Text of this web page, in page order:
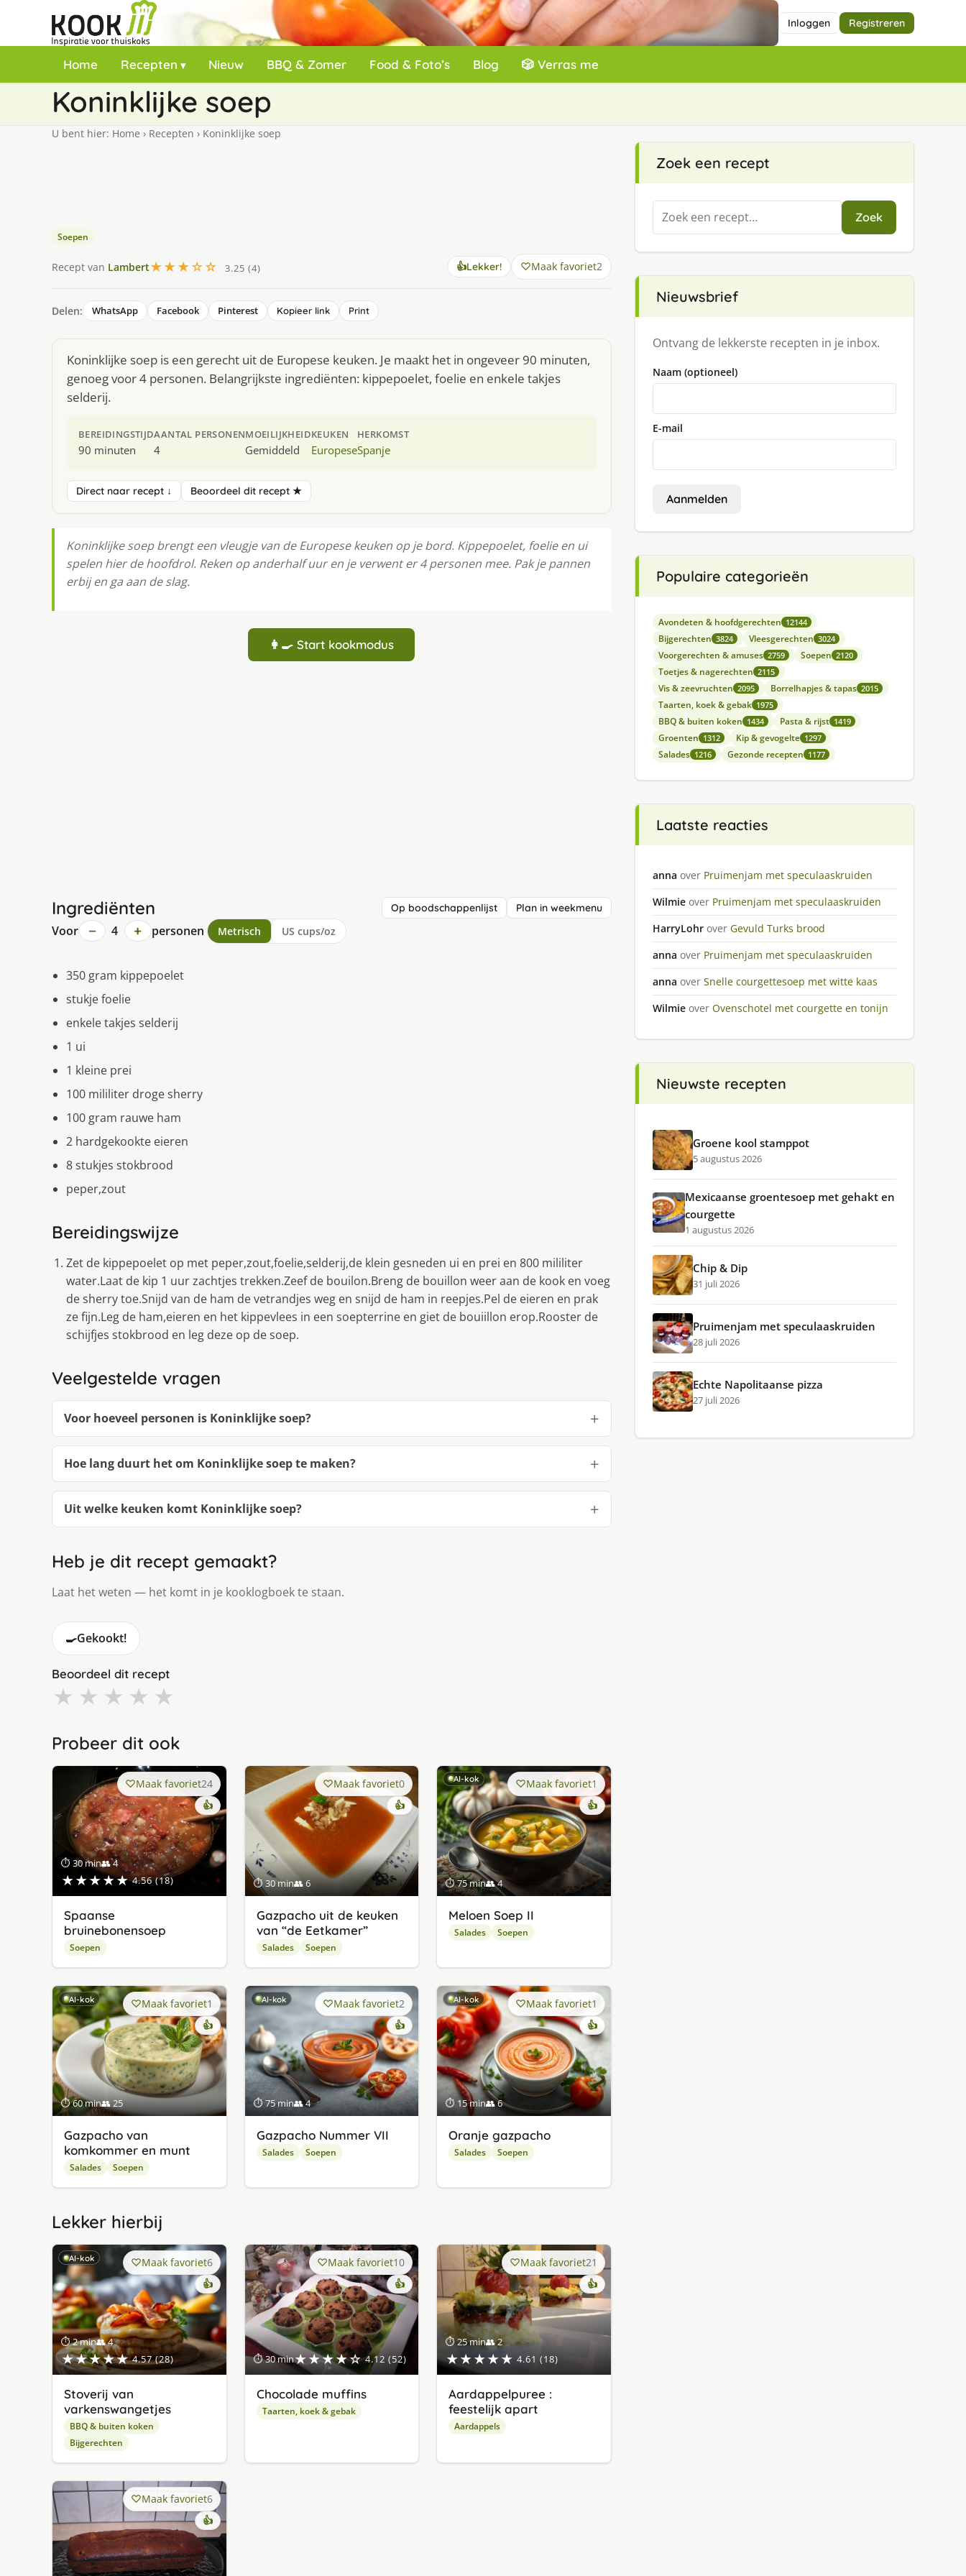
Inloggen Registreren
Home Recepten Nieuw BBQ & Zomer Food & Foto’s Blog 🎲 Verras me
Koninklijke soep
U bent hier: Home › Recepten › Koninklijke soep
Soepen
Recept van Lambert★★★☆☆ 3.25 (4) 👍Lekker! Maak favoriet2
Delen: WhatsApp Facebook Pinterest Kopieer link Print
Koninklijke soep is een gerecht uit de Europese keuken. Je maakt het in ongeveer 90 minuten,
genoeg voor 4 personen. Belangrijkste ingrediënten: kippepoelet, foelie en enkele takjes
selderij.
BEREIDINGSTIJD
90 minuten
AANTAL PERSONEN
4
MOEILIJKHEID
Gemiddeld
KEUKEN
Europese
HERKOMST
Spanje
Direct naar recept ↓ Beoordeel dit recept ★
Koninklijke soep brengt een vleugje van de Europese keuken op je bord. Kippepoelet, foelie en ui
spelen hier de hoofdrol. Reken op anderhalf uur en je verwent er 4 personen mee. Pak je pannen
erbij en ga aan de slag.
👩‍🍳 Start kookmodus
Ingrediënten Op boodschappenlijst Plan in weekmenu
Voor − 4 + personen Metrisch US cups/oz
350 gram kippepoelet
stukje foelie
enkele takjes selderij
1 ui
1 kleine prei
100 mililiter droge sherry
100 gram rauwe ham
2 hardgekookte eieren
8 stukjes stokbrood
peper,zout
Bereidingswijze
Zet de kippepoelet op met peper,zout,foelie,selderij,de klein gesneden ui en prei en 800 mililiter
water.Laat de kip 1 uur zachtjes trekken.Zeef de bouilon.Breng de bouillon weer aan de kook en voeg
de sherry toe.Snijd van de ham de vetrandjes weg en snijd de ham in reepjes.Pel de eieren en prak
ze fijn.Leg de ham,eieren en het kippevlees in een soepterrine en giet de bouiillon erop.Rooster de
schijfjes stokbrood en leg deze op de soep.
Veelgestelde vragen
Voor hoeveel personen is Koninklijke soep?
Hoe lang duurt het om Koninklijke soep te maken?
Uit welke keuken komt Koninklijke soep?
Heb je dit recept gemaakt?
Laat het weten — het komt in je kooklogboek te staan.
🍳Gekookt!
Beoordeel dit recept
★ ★ ★ ★ ★
Probeer dit ook
⏱ 30 min👥 4
★★★★★ 4.56 (18)
Maak favoriet24
👍
Spaanse
bruinebonensoep
Soepen
⏱ 30 min👥 6
Maak favoriet0
👍
Gazpacho uit de keuken
van “de Eetkamer”
Salades Soepen
AI-kok
⏱ 75 min👥 4
Maak favoriet1
👍
Meloen Soep II
Salades Soepen
AI-kok
⏱ 60 min👥 25
Maak favoriet1
👍
Gazpacho van
komkommer en munt
Salades Soepen
AI-kok
⏱ 75 min👥 4
Maak favoriet2
👍
Gazpacho Nummer VII
Salades Soepen
AI-kok
⏱ 15 min👥 6
Maak favoriet1
👍
Oranje gazpacho
Salades Soepen
Lekker hierbij
AI-kok
⏱ 2 min👥 4
★★★★★ 4.57 (28)
Maak favoriet6
👍
Stoverij van
varkenswangetjes
BBQ & buiten koken
Bijgerechten
⏱ 30 min★★★★☆ 4.12 (52)
Maak favoriet10
👍
Chocolade muffins
Taarten, koek & gebak
⏱ 25 min👥 2
★★★★★ 4.61 (18)
Maak favoriet21
👍
Aardappelpuree :
feestelijk apart
Aardappels
Maak favoriet6
👍
Zoek een recept
Zoeken
naar:
Zoek
Nieuwsbrief
Ontvang de lekkerste recepten in je inbox.
Naam (optioneel)
E-mail
Aanmelden
Populaire categorieën
Avondeten & hoofdgerechten 12144
Bijgerechten 3824 Vleesgerechten 3024
Voorgerechten & amuses 2759 Soepen 2120
Toetjes & nagerechten 2115
Vis & zeevruchten 2095 Borrelhapjes & tapas 2015
Taarten, koek & gebak 1975
BBQ & buiten koken 1434 Pasta & rijst 1419
Groenten 1312 Kip & gevogelte 1297
Salades 1216 Gezonde recepten 1177
Laatste reacties
anna over Pruimenjam met speculaaskruiden
Wilmie over Pruimenjam met speculaaskruiden
HarryLohr over Gevuld Turks brood
anna over Pruimenjam met speculaaskruiden
anna over Snelle courgettesoep met witte kaas
Wilmie over Ovenschotel met courgette en tonijn
Nieuwste recepten
Groene kool stamppot
5 augustus 2026
Mexicaanse groentesoep met gehakt en
courgette
1 augustus 2026
Chip & Dip
31 juli 2026
Pruimenjam met speculaaskruiden
28 juli 2026
Echte Napolitaanse pizza
27 juli 2026